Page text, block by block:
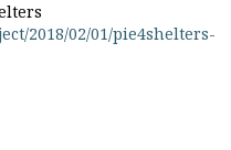
2018/02/01/pie4shelters-